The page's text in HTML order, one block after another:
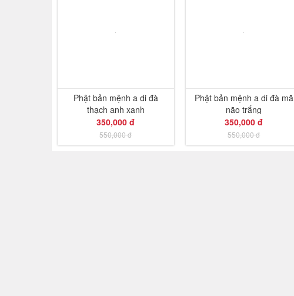
Phật bản mệnh a di đà
thạch anh xanh
350,000 đ
550,000 đ
Phật bản mệnh a di đà mã
não trắng
350,000 đ
550,000 đ